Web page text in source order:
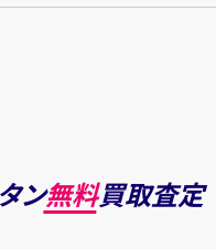
ン無料買取査定